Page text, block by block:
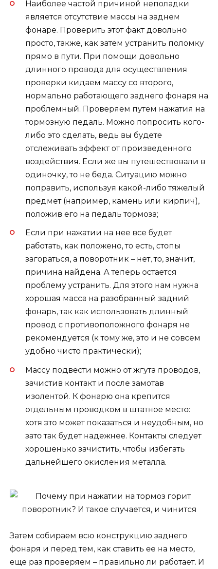
Наиболее частой причиной неполадки
является отсутствие массы на заднем
фонаре. Проверить этот факт довольно
просто, также, как затем устранить поломку
прямо в пути. При помощи довольно
длинного провода для осуществления
проверки кидаем массу со второго,
нормально работающего заднего фонаря на
проблемный. Проверяем путем нажатия на
тормозную педаль. Можно попросить кого-
либо это сделать, ведь вы будете
отслеживать эффект от произведенного
воздействия. Если же вы путешествовали в
одиночку, то не беда. Ситуацию можно
поправить, используя какой-либо тяжелый
предмет (например, камень или кирпич),
положив его на педаль тормоза;
Если при нажатии на нее все будет
работать, как положено, то есть, стопы
загораться, а поворотник – нет, то, значит,
причина найдена. А теперь остается
проблему устранить. Для этого нам нужна
хорошая масса на разобранный задний
фонарь, так как использовать длинный
провод с противоположного фонаря не
рекомендуется (к тому же, это и не совсем
удобно чисто практически);
Массу подвести можно от жгута проводов,
зачистив контакт и после замотав
изолентой. К фонарю она крепится
отдельным проводком в штатное место:
хотя это может показаться и неудобным, но
зато так будет надежнее. Контакты следует
хорошенько зачистить, чтобы избегать
дальнейшего окисления металла.
Затем собираем всю конструкцию заднего
фонаря и перед тем, как ставить ее на место,
еще раз проверяем – правильно ли работает. И